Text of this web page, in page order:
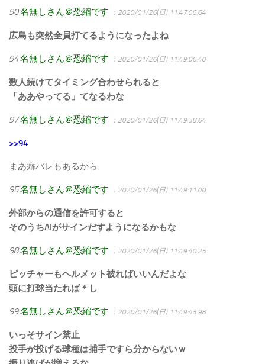
90名無しさん＠恐縮です ：2020/01/26(日) 11:47:06.64
広島も突然全員打てるようになったよね
94名無しさん＠恐縮です ：2020/01/26(日) 11:49:06.40
数人続けてタイミング合わせられると
「ああやってる」てなるわな
97名無しさん＠恐縮です ：2020/01/26(日) 11:49:38.64
>>94
まあ癖バレもあるから
95名無しさん＠恐縮です ：2020/01/26(日) 11:49:11.00
外部からの通信を許可すると
そのうちAIがサインだすようになるかもな
98名無しさん＠恐縮です ：2020/01/26(日) 11:49:40.25
ピッチャーもヘルメット被ればいいんだよな
頭に打球当たれば＊し
99名無しさん＠恐縮です ：2020/01/26(日) 11:49:43.98
いっそサイン禁止
投手が投げる球種は捕手ですら分からないｗ